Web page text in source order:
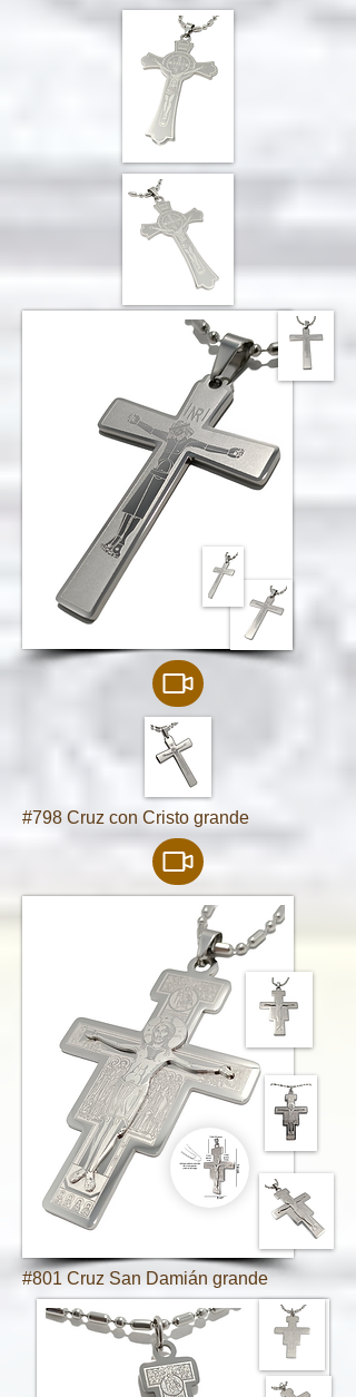
#798 Cruz con Cristo grande
#801 Cruz San Damián grande